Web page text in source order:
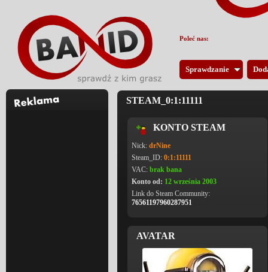
Sprawdzanie
STEAM_0:1:11111
KONTO STEAM
Nick: drNine
Steam_ID: 0:1:11111
VAC: brak bana
Konto od: 12 września 2003
Link do Steam Community:
76561197960287951
AVATAR
Poleć nas: